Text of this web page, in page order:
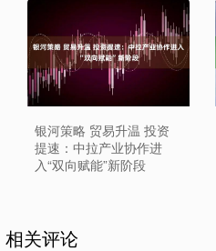
银河策略 贸易升温 投资
提速：中拉产业协作进
入“双向赋能”新阶段
相关评论